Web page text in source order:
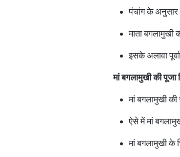
पंचांग के
माता बगलामुखी
इसके अलावा
मां बगलामुखी की पूजा
मां बगलामुखी की
ऐसे में मां
मां बगलामुखी के